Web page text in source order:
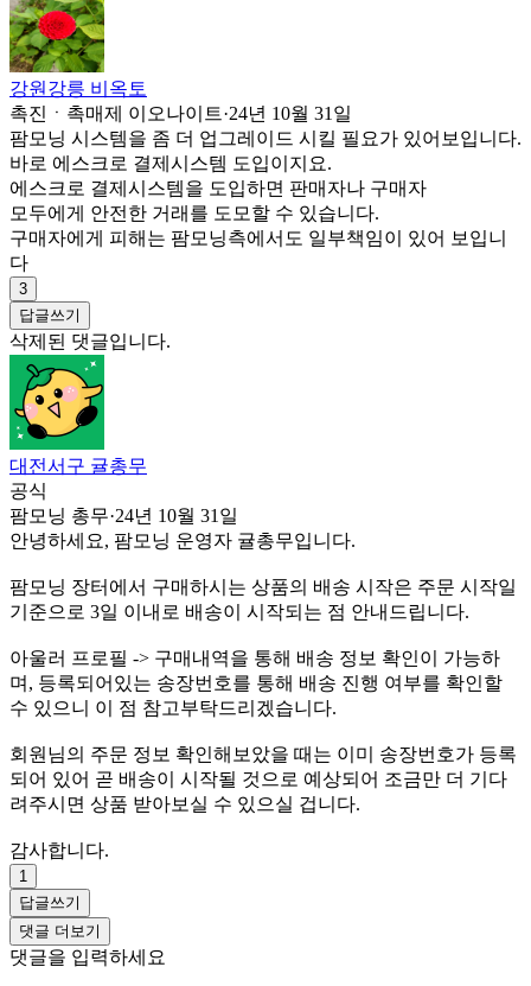
강원강릉 비옥토
촉진ㆍ촉매제 이오나이트·24년 10월 31일
팜모닝 시스템을 좀 더 업그레이드 시킬 필요가 있어보입니다.
바로 에스크로 결제시스템 도입이지요.
에스크로 결제시스템을 도입하면 판매자나 구매자
모두에게 안전한 거래를 도모할 수 있습니다.
구매자에게 피해는 팜모닝측에서도 일부책임이 있어 보입니
다
3
답글쓰기
삭제된 댓글입니다.
대전서구 귤총무
공식
팜모닝 총무·24년 10월 31일
안녕하세요, 팜모닝 운영자 귤총무입니다.
팜모닝 장터에서 구매하시는 상품의 배송 시작은 주문 시작일
기준으로 3일 이내로 배송이 시작되는 점 안내드립니다.
아울러 프로필 -> 구매내역을 통해 배송 정보 확인이 가능하
며, 등록되어있는 송장번호를 통해 배송 진행 여부를 확인할
수 있으니 이 점 참고부탁드리겠습니다.
회원님의 주문 정보 확인해보았을 때는 이미 송장번호가 등록
되어 있어 곧 배송이 시작될 것으로 예상되어 조금만 더 기다
려주시면 상품 받아보실 수 있으실 겁니다.
감사합니다.
1
답글쓰기
댓글 더보기
댓글을 입력하세요